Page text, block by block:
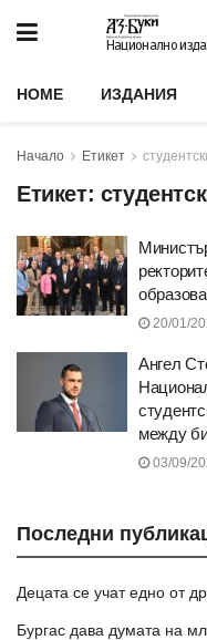
Национално
HOME ИЗДАНИЯ
Начало Етикет
Етикет:
20/01/
Ангел
между
03/09/
Последни
Децата се учат едно от
Бургас дава думата на